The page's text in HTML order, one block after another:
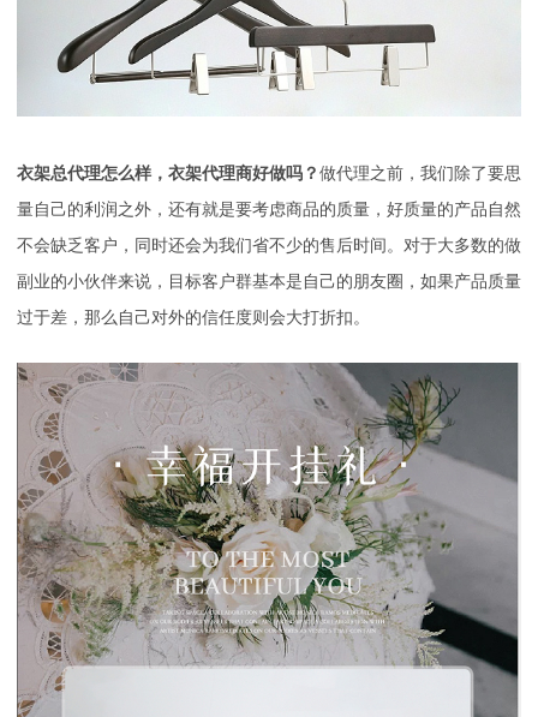
衣架总代理怎么样，衣架代理商好做吗？ 做代理之前，我们除了要思
量自己的利润之外，还有就是要考虑商品的质量，好质量的产品自然
不会缺乏客户，同时还会为我们省不少的售后时间。对于大多数的做
副业的小伙伴来说，目标客户群基本是自己的朋友圈，如果产品质量
过于差，那么自己对外的信任度则会大打折扣。